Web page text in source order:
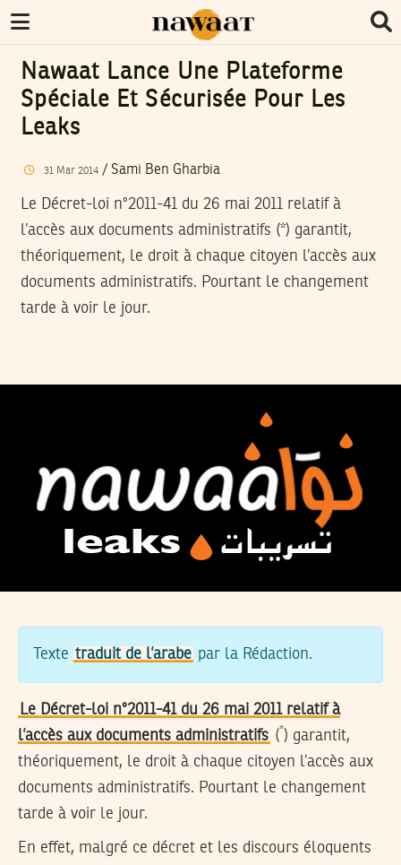
Nawaat Lance Une Plateforme
Spéciale Et Sécurisée Pour Les
Leaks
31 Mar 2014/ Sami Ben Gharbia
Le Décret-loi n°2011-41 du 26 mai 2011 relatif à
l’accès aux documents administratifs (*) garantit,
théoriquement, le droit à chaque citoyen l’accès aux
documents administratifs. Pourtant le changement
tarde à voir le jour.
Texte traduit de l’arabe par la Rédaction.
Le Décret-loi n°2011-41 du 26 mai 2011 relatif à
l’accès aux documents administratifs (*) garantit,
théoriquement, le droit à chaque citoyen l’accès aux
documents administratifs. Pourtant le changement
tarde à voir le jour.
En effet, malgré ce décret et les discours éloquents